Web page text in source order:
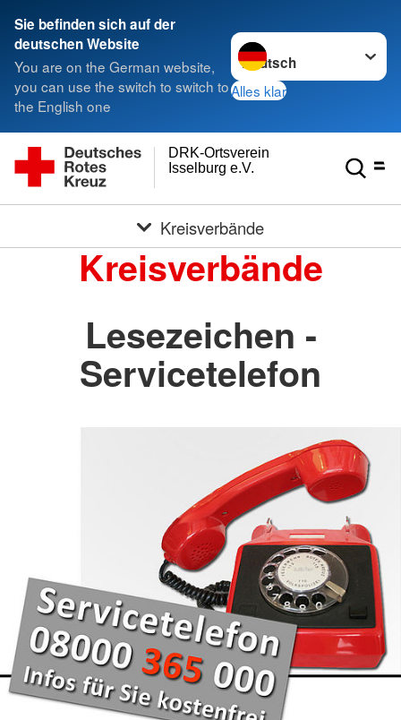
Sie befinden sich auf der
deutschen Website
You are on the German website,
you can use the switch to switch to
the English one
Sprache wechseln zu
Alles klar
Isselburg e.V.
DRK-Ortsverein
Kreisverbände
Kreisverbände
Lesezeichen -
Servicetelefon